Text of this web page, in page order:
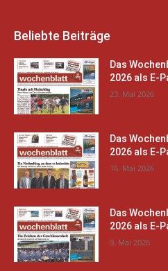
Beliebte Beiträge
Das
2026 als E-
23. Mai 2026
Das
2026 als E-
16. Mai 2026
Das
2026 als E-
9. Mai 2026